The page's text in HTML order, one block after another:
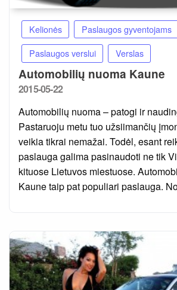
Kelionės
Paslaugos gyventojams
Paslaugos verslui
Verslas
Automobilių nuoma Kaune
Posted
2015-05-22
Automobilių nuoma – patogi ir
Pastaruoju metu tuo užsiimančių
veikia tikrai nemažai. Todėl, esant
paslauga galima pasinaudoti ne tik
kituose Lietuvos miestuose.
Kaune taip pat populiari paslauga.